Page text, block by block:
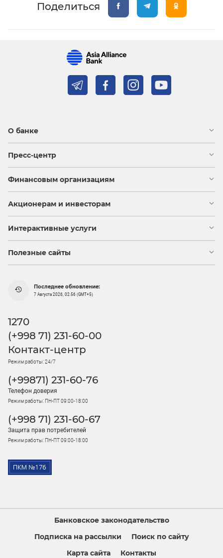
Поделиться
О банке
Пресс-центр
Финансовым организациям
Акционерам и инвесторам
Интерактивные услуги
Полезные сайты
Последнее обновление:
7 Августа 2026, 02:56 (GMT+5)
1270
(+998 71) 231-60-00
Контакт-центр
Режим работы: 24/7
(+99871) 231-60-76
Телефон доверия
Режим работы: ПН-ПТ 09:00-18:00
(+998 71) 231-60-67
Защита прав потребителей
Режим работы: ПН-ПТ 09:00-18:00
Банковское законодательство
Подписка на рассылки
Поиск по сайту
Карта сайта
Контакты